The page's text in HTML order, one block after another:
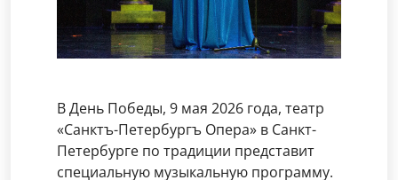
В День Победы, 9 мая 2026 года, театр
«Санктъ-Петербургъ Опера» в Санкт-
Петербурге по традиции представит
специальную музыкальную программу.